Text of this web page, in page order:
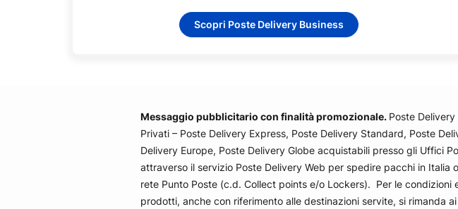
Scopri Poste Delivery Business
Messaggio pubblicitario con finalità promozionale. Poste
Privati – Poste Delivery Express, Poste Delivery Standard, Poste
Delivery Europe, Poste Delivery Globe acquistabili presso gli Uffici
attraverso il servizio Poste Delivery Web per spedire pacchi in Italia
rete Punto Poste (c.d. Collect points e/o Lockers). Per le
prodotti, anche con riferimento alle destinazioni servite, si rimanda